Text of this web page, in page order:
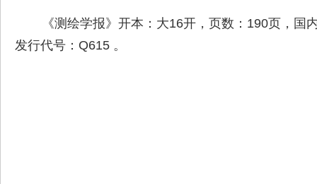
《测绘学报》开本：大16开，页数：190页，国
发行代号：Q615 。